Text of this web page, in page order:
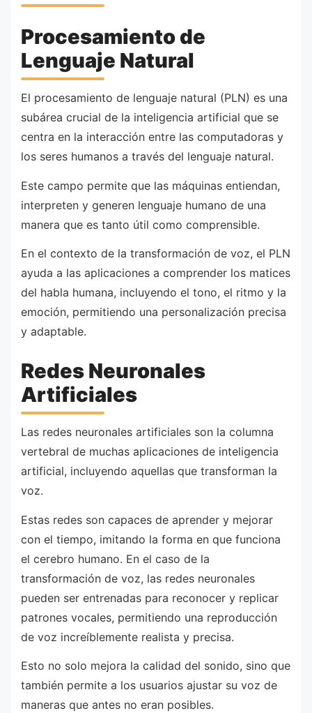
Procesamiento de
Lenguaje Natural
El procesamiento de lenguaje natural (PLN) es una
subárea crucial de la inteligencia artificial que se
centra en la interacción entre las computadoras y
los seres humanos a través del lenguaje natural.
Este campo permite que las máquinas entiendan,
interpreten y generen lenguaje humano de una
manera que es tanto útil como comprensible.
En el contexto de la transformación de voz, el PLN
ayuda a las aplicaciones a comprender los matices
del habla humana, incluyendo el tono, el ritmo y la
emoción, permitiendo una personalización precisa
y adaptable.
Redes Neuronales
Artificiales
Las redes neuronales artificiales son la columna
vertebral de muchas aplicaciones de inteligencia
artificial, incluyendo aquellas que transforman la
voz.
Estas redes son capaces de aprender y mejorar
con el tiempo, imitando la forma en que funciona
el cerebro humano. En el caso de la
transformación de voz, las redes neuronales
pueden ser entrenadas para reconocer y replicar
patrones vocales, permitiendo una reproducción
de voz increíblemente realista y precisa.
Esto no solo mejora la calidad del sonido, sino que
también permite a los usuarios ajustar su voz de
maneras que antes no eran posibles.